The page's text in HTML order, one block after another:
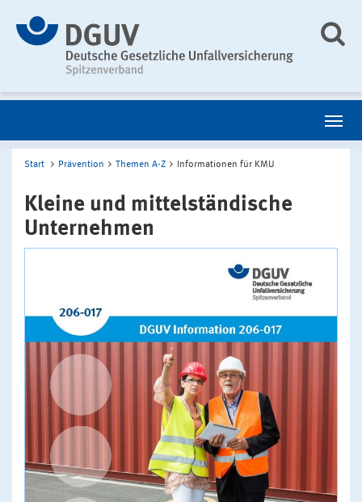
Start Prävention Themen A-Z Informationen für KMU
Kleine und mittelständische
Unternehmen